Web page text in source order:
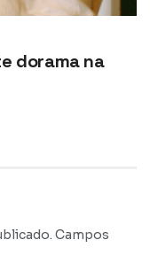
dorama na
Campos